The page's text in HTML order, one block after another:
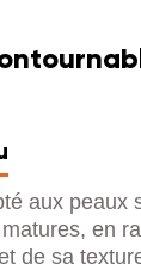
aux peaux
en
de sa